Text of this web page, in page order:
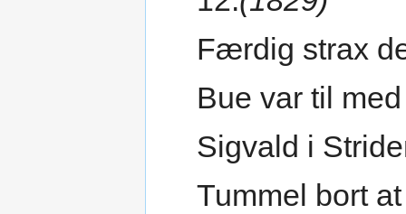
Færdig strax
Bue var til
Sigvald i
Tummel bort